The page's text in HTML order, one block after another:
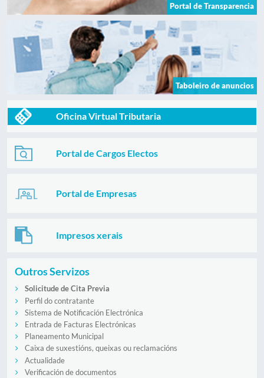
Portal de Transparencia
Taboleiro de anuncios
Oficina Virtual Tributaria
Portal de Cargos Electos
Portal de Empresas
Impresos xerais
Outros Servizos
Solicitude de Cita Previa
Perfil do contratante
Sistema de Notificación Electrónica
Entrada de Facturas Electrónicas
Planeamento Municipal
Caixa de suxestións, queixas ou reclamacións
Actualidade
Verificación de documentos